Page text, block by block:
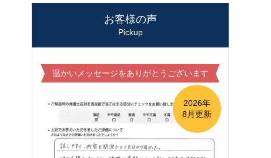
お客様の声
Pickup
温かいメッセージをありがとうございます
2026年
8月更新